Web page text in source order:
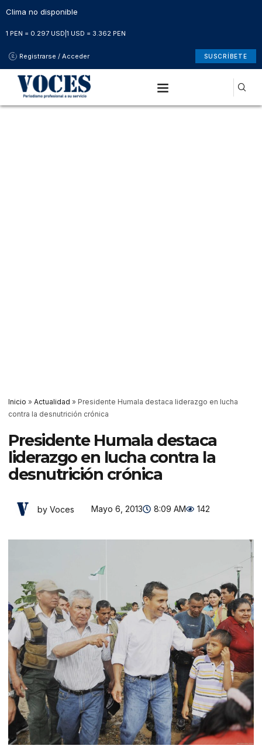
Clima no disponible
1 PEN = 0.297 USD 1 USD = 3.362 PEN
Registrarse / Acceder SUSCRÍBETE
Inicio » Actualidad » Presidente Humala destaca liderazgo en lucha
contra la desnutrición crónica
Presidente Humala destaca
liderazgo en lucha contra la
desnutrición crónica
by Voces Mayo 6, 2013 8:09 AM 142